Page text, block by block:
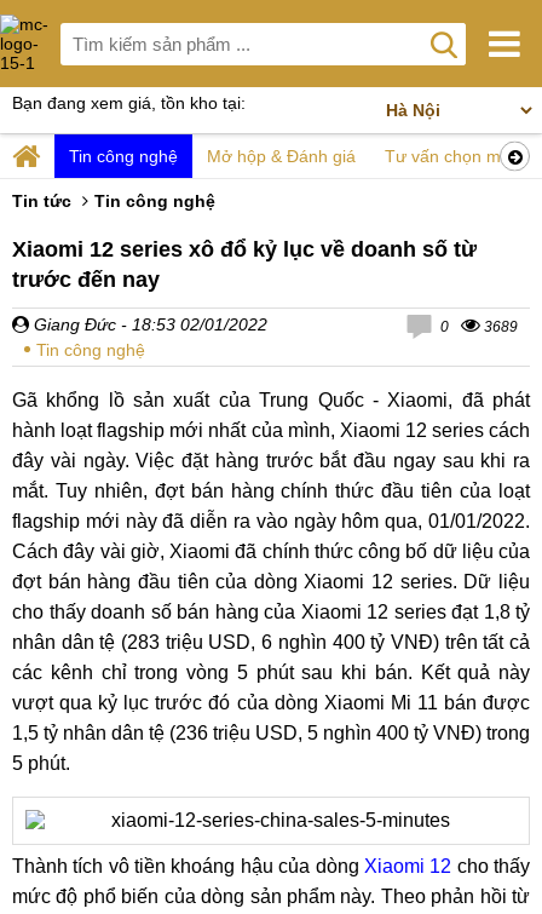
Bạn đang xem giá, tồn kho tại:
Tin công nghệ Mở hộp & Đánh giá Tư vấn chọn mua
Tin tức Tin công nghệ
Xiaomi 12 series xô đổ kỷ lục về doanh số từ
trước đến nay
Giang Đức - 18:53 02/01/2022
Tin công nghệ
0 3689
Gã khổng lồ sản xuất của Trung Quốc - Xiaomi, đã phát
hành loạt flagship mới nhất của mình, Xiaomi 12 series cách
đây vài ngày. Việc đặt hàng trước bắt đầu ngay sau khi ra
mắt. Tuy nhiên, đợt bán hàng chính thức đầu tiên của loạt
flagship mới này đã diễn ra vào ngày hôm qua, 01/01/2022.
Cách đây vài giờ, Xiaomi đã chính thức công bố dữ liệu của
đợt bán hàng đầu tiên của dòng Xiaomi 12 series. Dữ liệu
cho thấy doanh số bán hàng của Xiaomi 12 series đạt 1,8 tỷ
nhân dân tệ (283 triệu USD, 6 nghìn 400 tỷ VNĐ) trên tất cả
các kênh chỉ trong vòng 5 phút sau khi bán. Kết quả này
vượt qua kỷ lục trước đó của dòng Xiaomi Mi 11 bán được
1,5 tỷ nhân dân tệ (236 triệu USD, 5 nghìn 400 tỷ VNĐ) trong
5 phút.
Thành tích vô tiền khoáng hậu của dòng Xiaomi 12 cho thấy
mức độ phổ biến của dòng sản phẩm này. Theo phản hồi từ